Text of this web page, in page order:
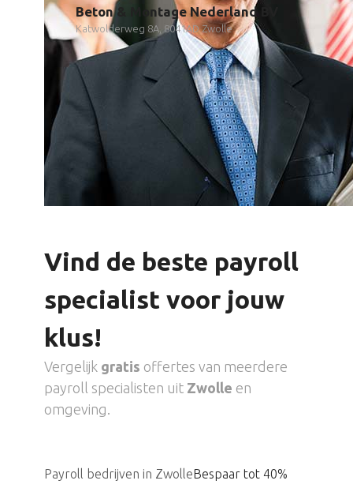
Beton & Montage Nederland BV
Katwolderweg 8A, 8041AD Zwolle
Vind de beste payroll
specialist voor jouw
klus!
Vergelijk gratis offertes van meerdere
payroll specialisten uit Zwolle en
omgeving.
Payroll bedrijven in ZwolleBespaar tot 40%